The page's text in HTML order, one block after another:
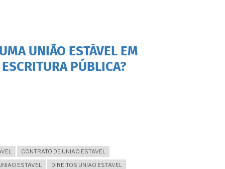
UNIÃO ESTÁVEL EM
PÚBLICA?
CONTRATO DE UNIAO ESTAVEL
ESTAVEL
DIREITOS UNIAO ESTAVEL